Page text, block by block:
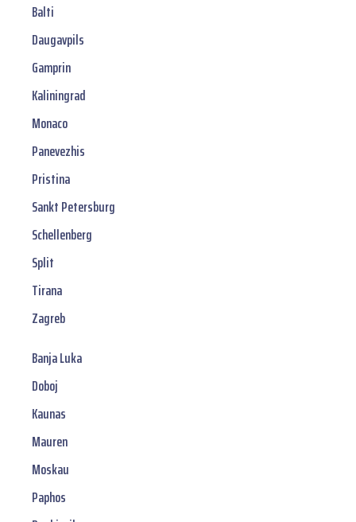
Balti
Daugavpils
Gamprin
Kaliningrad
Monaco
Panevezhis
Pristina
Sankt Petersburg
Schellenberg
Split
Tirana
Zagreb
Banja Luka
Doboj
Kaunas
Mauren
Moskau
Paphos